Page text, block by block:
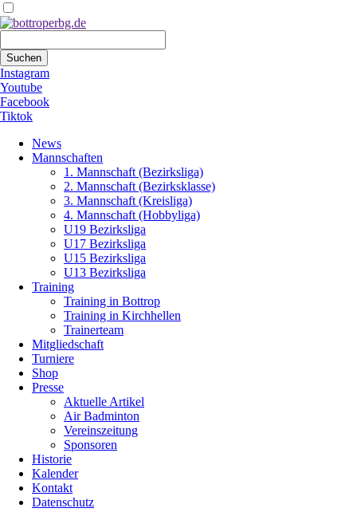
Suchen
Instagram
Youtube
Facebook
Tiktok
überspringen
News
Mannschaften
1. Mannschaft (Bezirksliga)
2. Mannschaft (Bezirksklasse)
3. Mannschaft (Kreisliga)
4. Mannschaft (Hobbyliga)
U19 Bezirksliga
U17 Bezirksliga
U15 Bezirksliga
U13 Bezirksliga
Training
Training in Bottrop
Training in Kirchhellen
Trainerteam
Mitgliedschaft
Turniere
Shop
Presse
Aktuelle Artikel
Air Badminton
Vereinszeitung
Sponsoren
Historie
Kalender
Kontakt
Datenschutz